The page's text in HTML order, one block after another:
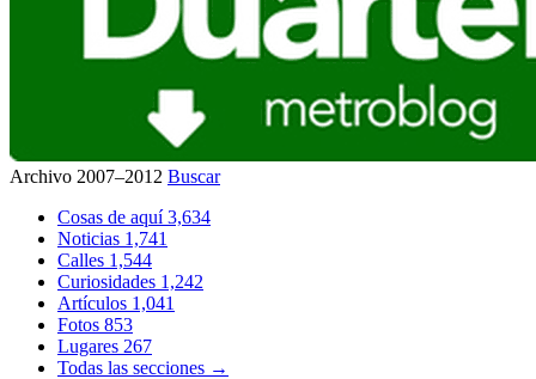
Archivo 2007–2012 Buscar
Cosas de aquí3,634
Noticias 1,741
Calles 1,544
Curiosidades 1,242
Artículos 1,041
Fotos 853
Lugares 267
Todas las secciones →